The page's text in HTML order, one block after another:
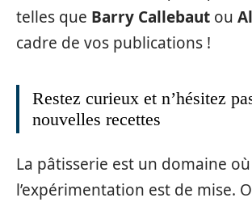
telles que Barry Callebaut ou
cadre de vos publications !
Restez curieux et n’hésitez
nouvelles recettes
La pâtisserie est un domaine où
l’expérimentation est de mise.